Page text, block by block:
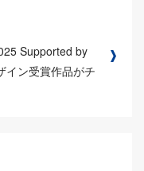
Supported by
イン受賞作品がチ